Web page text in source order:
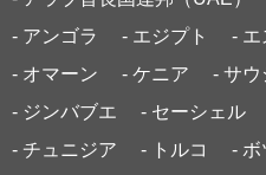
- アンゴラ
- エジプト
- エ
- オマーン
- ケニア - サウ
- ジンバブエ
- セーシェル
- チュニジア
- トルコ - ボ